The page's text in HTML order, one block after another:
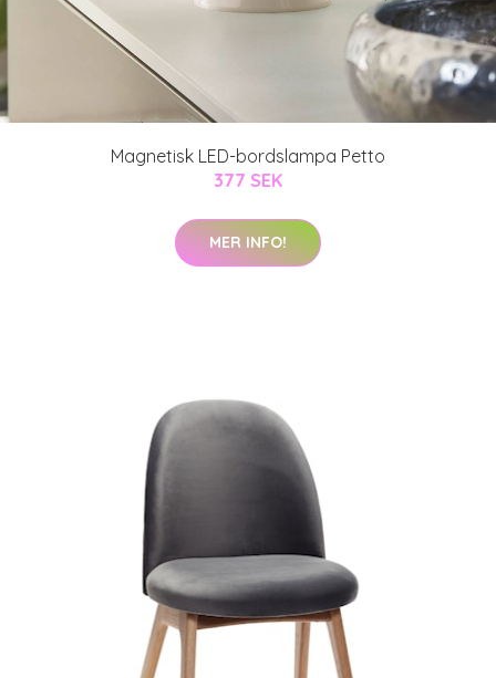
Magnetisk LED-bordslampa Petto
377 SEK
MER INFO!